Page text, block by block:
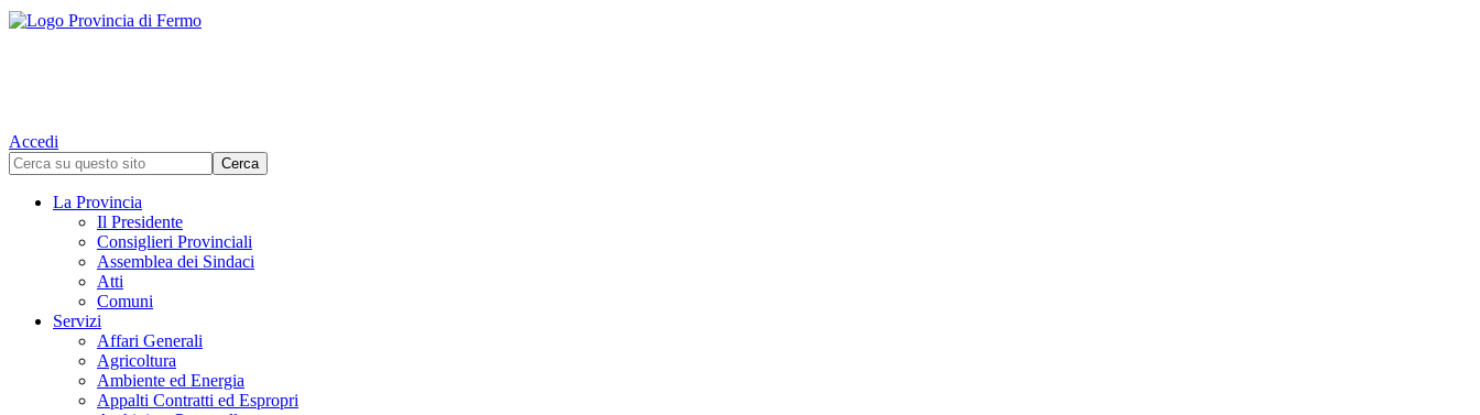
Accedi
La Provincia
Il Presidente
Consiglieri Provinciali
Assemblea dei Sindaci
Atti
Comuni
Servizi
Affari Generali
Agricoltura
Ambiente ed Energia
Appalti Contratti ed Espropri